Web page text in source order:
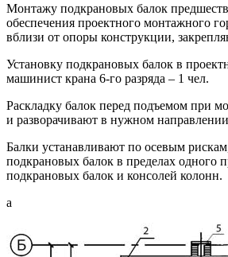
Монтажу подкрановых балок
обеспечения проектного монтажного
вблизи от опоры конструкции,
Установку подкрановых балок в
машинист крана 6-го разряда – 1 чел.
Раскладку балок перед подъемом при
и разворачивают в нужном
Балки устанавливают по осевым
подкрановых балок в пределах одного
подкрановых балок и консолей колонн.
а